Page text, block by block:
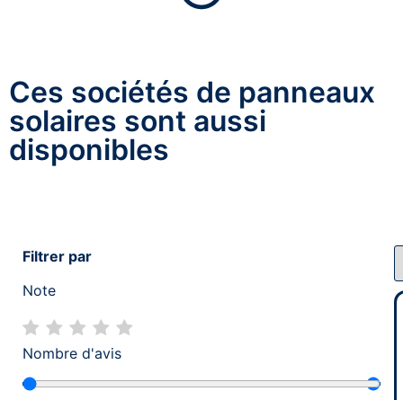
Ces sociétés de panneaux
solaires sont aussi
disponibles
Filtrer par
Note
Nombre d'avis